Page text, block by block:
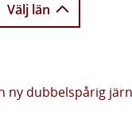
Välj län
ny dubbelspårig